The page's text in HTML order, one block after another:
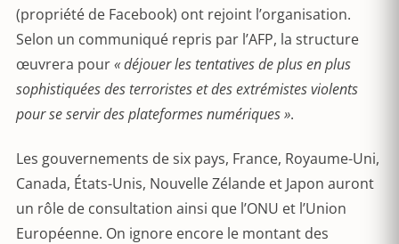
(propriété de Facebook) ont rejoint l’organisation.
Selon un communiqué repris par l’AFP, la structure
œuvrera pour« déjouer les tentatives de plus en plus
sophistiquées des terroristes et des extrémistes violents
pour se servir des plateformes numériques ».
Les gouvernements de six pays, France, Royaume-Uni,
Canada, États-Unis, Nouvelle Zélande et Japon auront
un rôle de consultation ainsi que l’ONU et l’Union
Européenne. On ignore encore le montant des